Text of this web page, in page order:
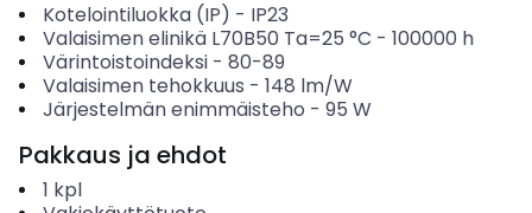
Kotelointiluokka (IP) - IP23
Valaisimen elinikä L70B50 Ta=25 °C - 100000 h
Värintoistoindeksi- 80-89
Valaisimen tehokkuus - 148 lm/W
Järjestelmän enimmäisteho - 95 W
Pakkaus ja ehdot
1 kpl